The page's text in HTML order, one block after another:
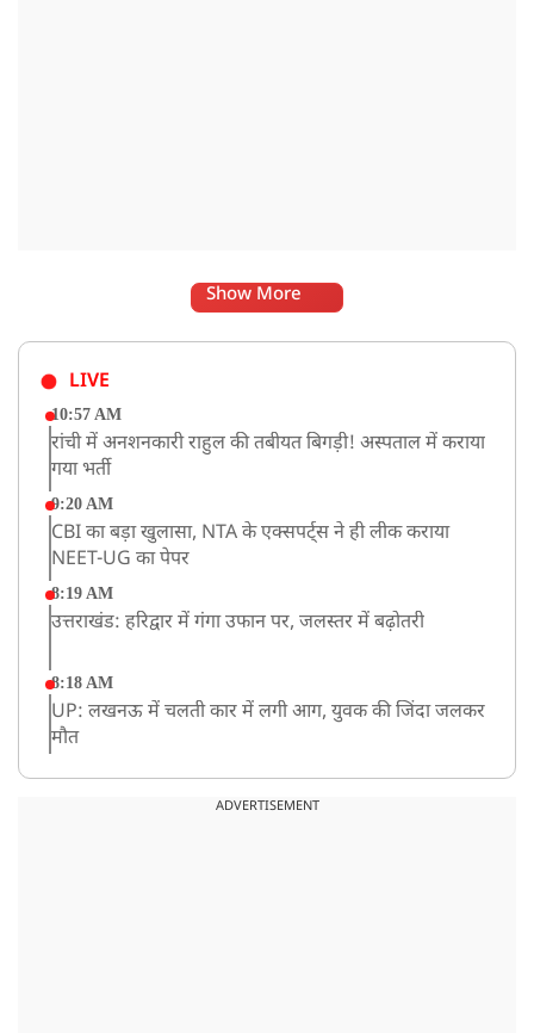
Show More
LIVE
10:57 AM
रांची में अनशनकारी राहुल की तबीयत बिगड़ी! अस्पताल में कराया
गया भर्ती
9:20 AM
CBI का बड़ा खुलासा, NTA के एक्सपर्ट्स ने ही लीक कराया
NEET-UG का पेपर
8:19 AM
उत्तराखंड: हरिद्वार में गंगा उफान पर, जलस्तर में बढ़ोतरी
8:18 AM
UP: लखनऊ में चलती कार में लगी आग, युवक की जिंदा जलकर
मौत
ADVERTISEMENT